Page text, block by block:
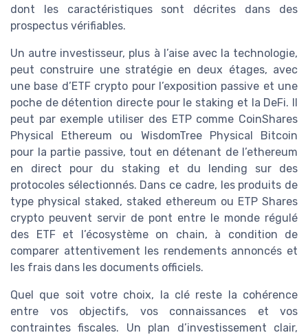
dont les caractéristiques sont décrites dans des
prospectus vérifiables.
Un autre investisseur, plus à l’aise avec la technologie,
peut construire une stratégie en deux étages, avec
une base d’ETF crypto pour l’exposition passive et une
poche de détention directe pour le staking et la DeFi. Il
peut par exemple utiliser des ETP comme CoinShares
Physical Ethereum ou WisdomTree Physical Bitcoin
pour la partie passive, tout en détenant de l’ethereum
en direct pour du staking et du lending sur des
protocoles sélectionnés. Dans ce cadre, les produits de
type physical staked, staked ethereum ou ETP Shares
crypto peuvent servir de pont entre le monde régulé
des ETF et l’écosystème on chain, à condition de
comparer attentivement les rendements annoncés et
les frais dans les documents officiels.
Quel que soit votre choix, la clé reste la cohérence
entre vos objectifs, vos connaissances et vos
contraintes fiscales. Un plan d’investissement clair,